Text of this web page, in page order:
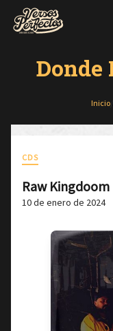
Donde
Inicio
CDS
Raw Kingdoom
10 de enero de 2024